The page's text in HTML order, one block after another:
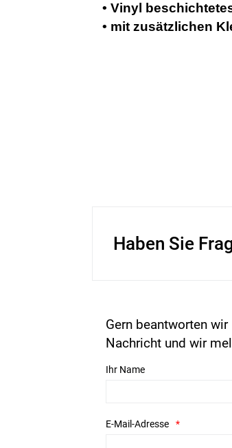
• Vinyl
• mit zusätzlichen
Haben Sie
Gern beantworten
Nachricht und wir
Ihr Name
E-Mail-Adresse